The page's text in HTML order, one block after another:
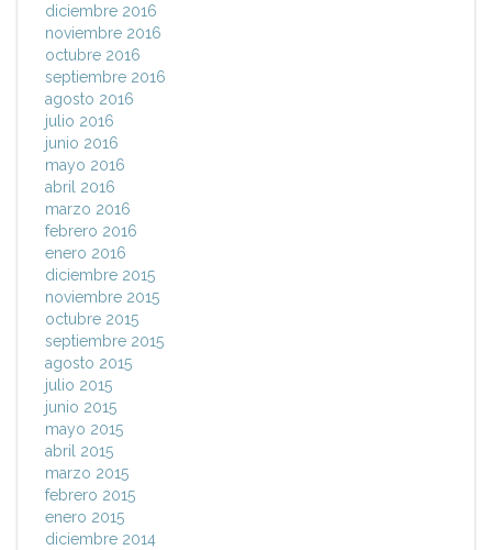
diciembre 2016
noviembre 2016
octubre 2016
septiembre 2016
agosto 2016
julio 2016
junio 2016
mayo 2016
abril 2016
marzo 2016
febrero 2016
enero 2016
diciembre 2015
noviembre 2015
octubre 2015
septiembre 2015
agosto 2015
julio 2015
junio 2015
mayo 2015
abril 2015
marzo 2015
febrero 2015
enero 2015
diciembre 2014